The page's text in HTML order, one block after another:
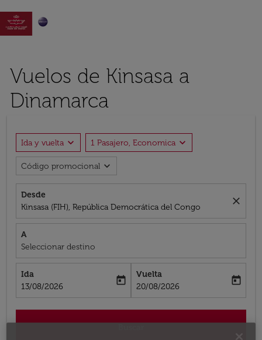

Vuelos de Kinsasa a
Dinamarca
Ida y vuelta expand_more 1 Pasajero, Economica expand_more
Código promocional expand_more
Desde
Kinsasa (FIH), República Democrática del Congo
close
A
Seleccionar destino
Ida
fc-booking-departure-date-aria-label
13/08/2026
today
Vuelta
fc-booking-return-date-aria-label
20/08/2026
today